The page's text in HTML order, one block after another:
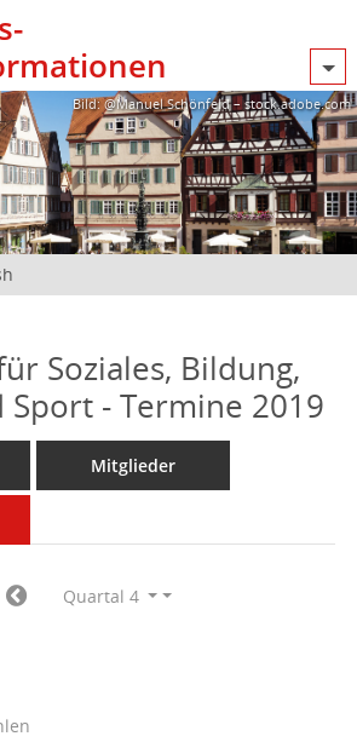
Bild: @Manuel Schönfeld – stock.adobe.com
Soziales, Bildung,
Sport - Termine 2019
Mitglieder
Quartal 4